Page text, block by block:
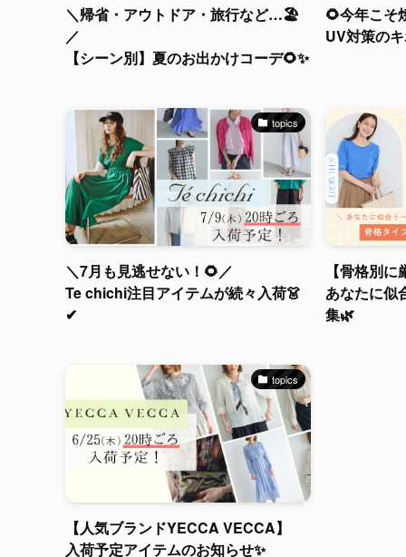
＼帰省・アウトドア・旅行など…🏖️
／
【シーン別】夏のお出かけコーデ🌻✨
🌻今年こそ
UV対策の
topics
＼7月も見逃せない！🌻／
Te chichi注目アイテムが続々入荷👗
✔
【骨格別
あなたに似
集🌿
topics
【人気ブランドYECCA VECCA】
入荷予定アイテムのお知らせ✨